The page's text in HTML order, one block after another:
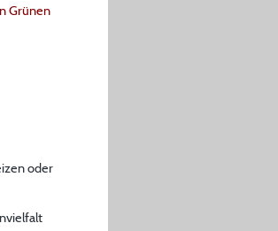
Grünen
oder